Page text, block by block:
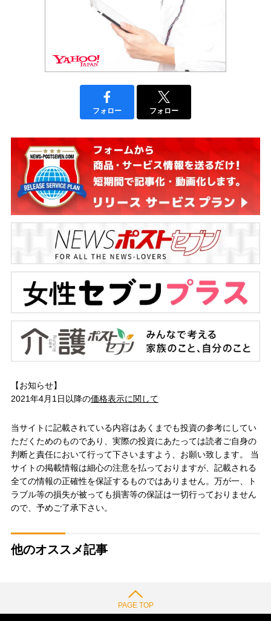
フォロー フォロー
【お知らせ】
2021年4月1日以降の価格表示に関して
当サイトに記載されている内容はあくまでも投資の参考にしてい
ただくためのものであり、実際の投資にあたっては読者ご自身の
判断と責任において行って下さいますよう、お願い致します。 当
サイトの掲載情報は細心の注意を払っておりますが、記載される
全ての情報の正確性を保証するものではありません。万が一、ト
ラブル等の損失が被っても損害等の保証は一切行っておりません
ので、予めご了承下さい。
他のオススメ記事
PAGE TOP